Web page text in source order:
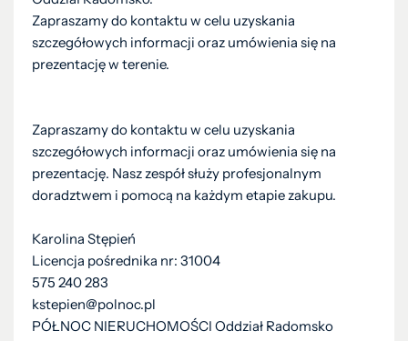
Zapraszamy do kontaktu w celu uzyskania
szczegółowych informacji oraz umówienia się na
prezentację w terenie.
Zapraszamy do kontaktu w celu uzyskania
szczegółowych informacji oraz umówienia się na
prezentację. Nasz zespół służy profesjonalnym
doradztwem i pomocą na każdym etapie zakupu.
Karolina Stępień
Licencja pośrednika nr: 31004
575 240 283
kstepien@polnoc.pl
PÓŁNOC NIERUCHOMOŚCI Oddział Radomsko